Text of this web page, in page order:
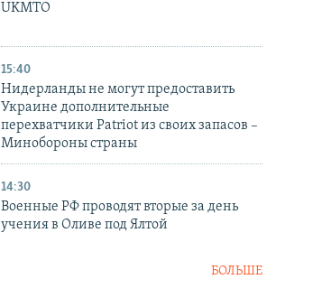
UKMTO
15:40
Нидерланды не могут предоставить
Украине дополнительные
перехватчики Patriot из своих запасов –
Минобороны страны
14:30
Военные РФ проводят вторые за день
учения в Оливе под Ялтой
БОЛЬШЕ